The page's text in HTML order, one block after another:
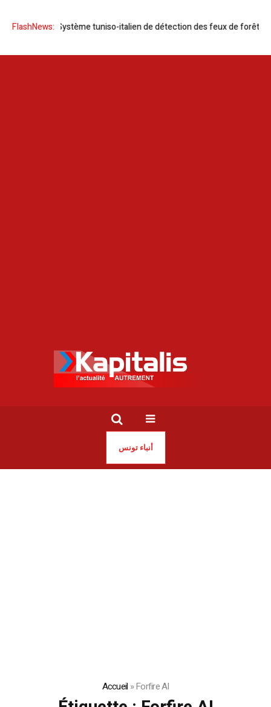
FlashNews:
Forfire AI l Système tuniso-italien de détection des feux de forêt
أنباء تونس
Accueil »Forfire AI